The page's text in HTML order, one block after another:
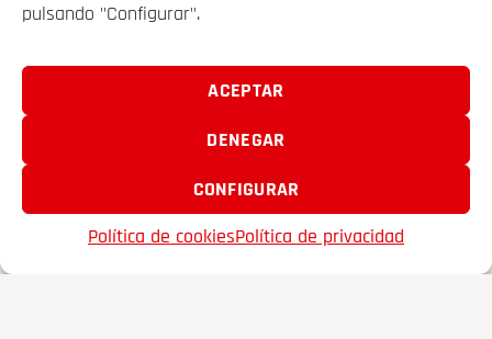
pulsando "Configurar".
ACEPTAR
DENEGAR
CONFIGURAR
Política de cookiesPolítica de privacidad
EMAIL TELÉFONO FAVORITOS
VEHÍCULOS
SOBRE NOSOTROS
FRAMACAR 2000 S.A. © 2025